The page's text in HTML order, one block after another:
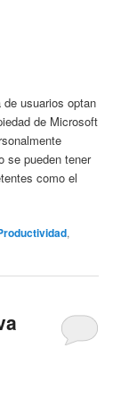
usuarios optan
de Microsoft
se pueden tener
como el
,